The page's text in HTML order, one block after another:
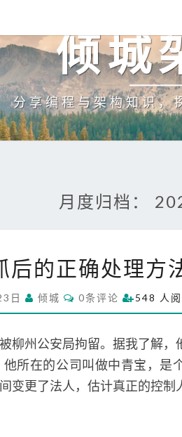
倾城
分享编程与架构知识，
月度归档：
友
抓
的
正
确
处
后的正确处理方
日 倾城
C
O
M
E
N
T
S
0条评论 548 人
柳州公安局拘留。据我了解，
所在的公司叫做中青宝，是
变更了法人，估计真正的控制